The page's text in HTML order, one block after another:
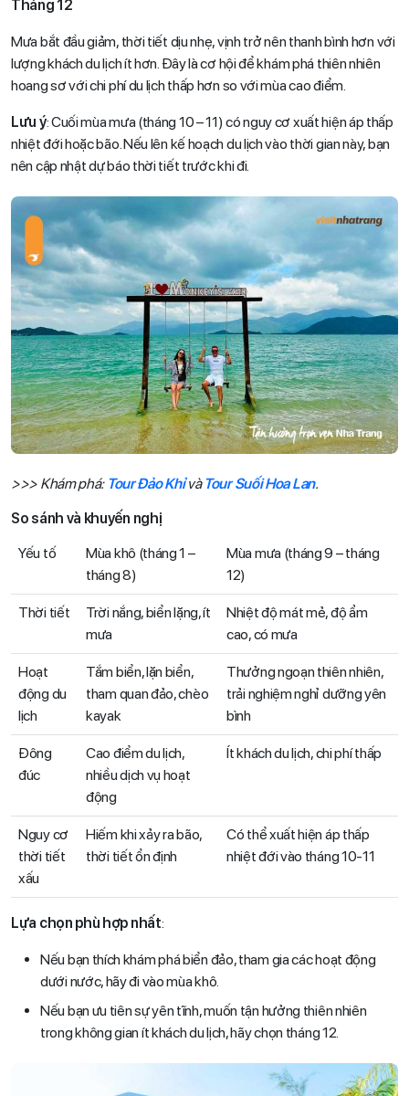
Tháng 12
Mưa bắt đầu giảm, thời tiết dịu nhẹ, vịnh trở nên thanh bình hơn với
lượng khách du lịch ít hơn. Đây là cơ hội để khám phá thiên nhiên
hoang sơ với chi phí du lịch thấp hơn so với mùa cao điểm.
Lưu ý: Cuối mùa mưa (tháng 10 – 11) có nguy cơ xuất hiện áp thấp
nhiệt đới hoặc bão. Nếu lên kế hoạch du lịch vào thời gian này, bạn
nên cập nhật dự báo thời tiết trước khi đi.
>>> Khám phá: Tour Đảo Khỉvà Tour Suối Hoa Lan.
So sánh và khuyến nghị
Yếu tố
Mùa khô (tháng 1 –
tháng 8)
Mùa mưa (tháng 9 – tháng
12)
Thời tiết
Trời nắng, biển lặng, ít
mưa
Nhiệt độ mát mẻ, độ ẩm
cao, có mưa
Hoạt
động du
lịch
Tắm biển, lặn biển,
tham quan đảo, chèo
kayak
Thưởng ngoạn thiên nhiên,
trải nghiệm nghỉ dưỡng yên
bình
Đông
đúc
Cao điểm du lịch,
nhiều dịch vụ hoạt
động
Ít khách du lịch, chi phí thấp
Nguy cơ
thời tiết
xấu
Hiếm khi xảy ra bão,
thời tiết ổn định
Có thể xuất hiện áp thấp
nhiệt đới vào tháng 10-11
Lựa chọn phù hợp nhất:
Nếu bạn thích khám phá biển đảo, tham gia các hoạt động
dưới nước, hãy đi vào mùa khô.
Nếu bạn ưu tiên sự yên tĩnh, muốn tận hưởng thiên nhiên
trong không gian ít khách du lịch, hãy chọn tháng 12.